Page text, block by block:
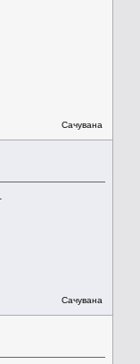
Сачувана
Сачувана